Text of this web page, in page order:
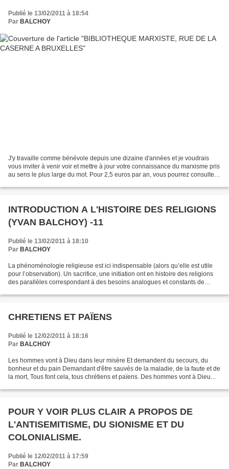
Publié le 13/02/2011 à 18:54
Par BALCHOY
J'y travaille comme bénévole depuis une dizaine d'années et je voudrais
vous inviter à venir voir et mettre à jour votre connaissance du marxisme pris
au sens le plus large du mot. Pour 2,5 euros par an, vous pourrez consulter
INTRODUCTION A L'HISTOIRE DES RELIGIONS
(YVAN BALCHOY) -11
Publié le 13/02/2011 à 18:10
Par BALCHOY
La phénoménologie religieuse est ici indispensable (alors qu’elle est utile
pour l’observation). Un sacrifice, une initiation ont en histoire des religions
des parallèles correspondant à des besoins analogues et constants de
CHRETIENS ET PAÏENS
Publié le 12/02/2011 à 18:16
Par BALCHOY
Les hommes vont à Dieu dans leur misère Et demandent du secours, du
bonheur et du pain Demandant d'être sauvés de la maladie, de la faute et de
la mort, Tous font cela, tous chrétiens et païens. Des hommes vont à Dieu
POUR Y VOIR PLUS CLAIR A PROPOS DE
L'ANTISEMITISME, DU SIONISME ET DU
COLONIALISME.
Publié le 12/02/2011 à 17:59
Par BALCHOY